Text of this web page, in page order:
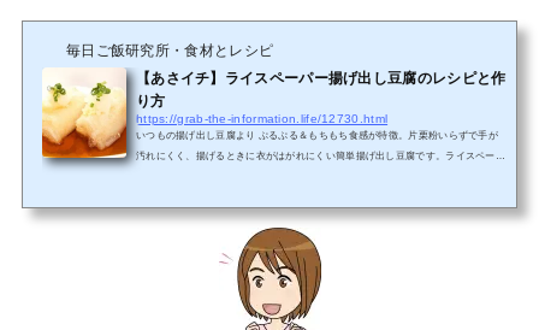
毎日ご飯研究所・食材とレシピ
【あさイチ】ライスペーパー揚げ出し豆腐のレシピと作
り方
https://grab-the-information.life/12730.html
いつもの揚げ出し豆腐より ぷるぷる＆もちもち食感が特徴。片栗粉いらずで手が
汚れにくく、揚げるときに衣がはがれにくい簡単揚げ出し豆腐です。ライスペーパ
ぎ・・・・・・適量 しょうが・・・・適量 めんつゆ・・・・カップ1と1/4(250ml)
ライスペーパー・6枚つくり方の詳細1絹ごし豆腐はキッチンペーパーで包み、電子
レンジで 500Wで1分30秒 温めて水けをきる。しっかり水...